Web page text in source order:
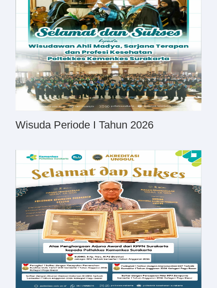
Wisuda Periode I Tahun 2026